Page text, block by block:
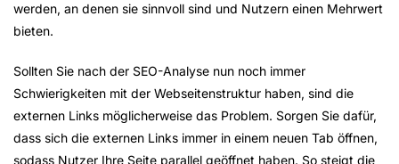
werden, an denen sie sinnvoll sind und Nutzern einen Mehrwert
bieten.
Sollten Sie nach der SEO-Analyse nun noch immer
Schwierigkeiten mit der Webseitenstruktur haben, sind die
externen Links möglicherweise das Problem. Sorgen Sie dafür,
dass sich die externen Links immer in einem neuen Tab öffnen,
sodass Nutzer Ihre Seite parallel geöffnet haben. So steigt die